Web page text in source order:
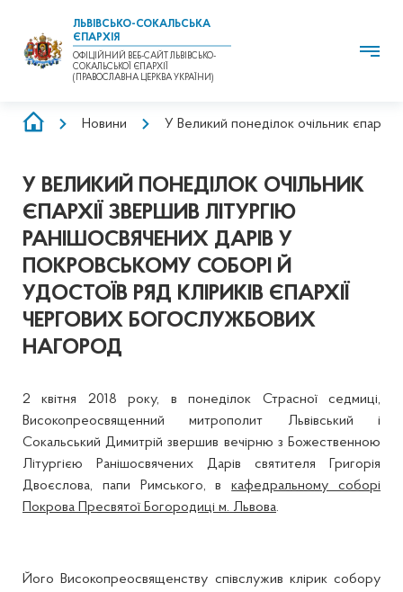
ЛЬВІВСЬКО-СОКАЛЬСЬКА
ЄПАРХІЯ
ОФІЦІЙНИЙ ВЕБ-САЙТ ЛЬВІВСЬКО-
СОКАЛЬСЬКОЇ ЄПАРХІЇ
(ПРАВОСЛАВНА ЦЕРКВА УКРАЇНИ)
РЯДОК
Новини У Великий понеділок очільник
У ВЕЛИКИЙ ПОНЕДІЛОК ОЧІЛЬНИК
ЄПАРХІЇ ЗВЕРШИВ ЛІТУРГІЮ
РАНІШОСВЯЧЕНИХ ДАРІВ У
ПОКРОВСЬКОМУ СОБОРІ Й
УДОСТОЇВ РЯД КЛІРИКІВ ЄПАРХІЇ
ЧЕРГОВИХ БОГОСЛУЖБОВИХ
НАГОРОД
2 квітня 2018 року, в понеділок Страсної седмиці,
Високопреосвященний митрополит Львівський і
Сокальський Димитрій звершив вечірню з Божественною
Літургією Ранішосвячених Дарів святителя Григорія
Двоєслова, папи Римського, вкафедральному соборі
Покрова Пресвятої Богородиці м. Львова.
Його Високопреосвященству співслужив клірик собору